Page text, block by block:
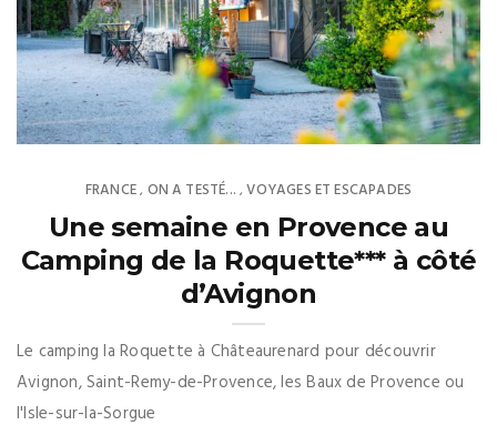
FRANCE, ON A TESTÉ... ,VOYAGES ET ESCAPADES
Une semaine en Provence au
Camping de la Roquette*** à côté
d’Avignon
Le camping la Roquette à Châteaurenard pour découvrir
Avignon, Saint-Remy-de-Provence, les Baux de Provence ou
l'Isle-sur-la-Sorgue